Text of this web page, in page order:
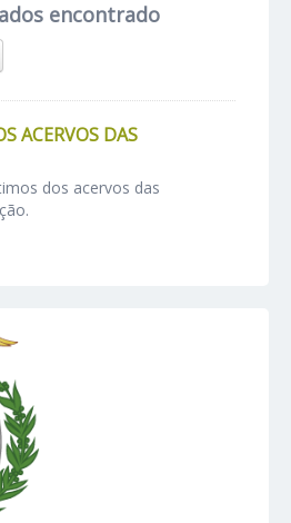
encontrado
ACERVOS DAS
dos acervos das